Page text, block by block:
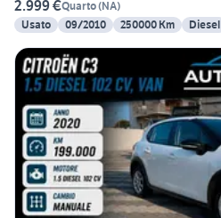
2.999 €Quarto(NA)
Usato
09/2010 250000 Km Diesel